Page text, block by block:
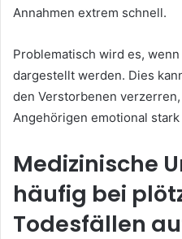
Annahmen extrem schnell.
Problematisch wird es,
dargestellt werden. Dies
den Verstorbenen
Angehörigen emotional
Medizinische
häufig bei
Todesfällen